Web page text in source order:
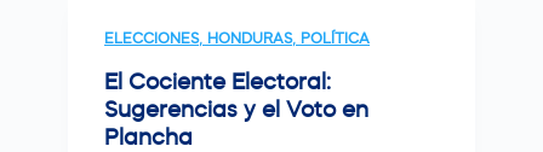
ELECCIONES, HONDURAS, POLÍTICA
El Cociente Electoral:
Sugerencias y el Voto en
Plancha